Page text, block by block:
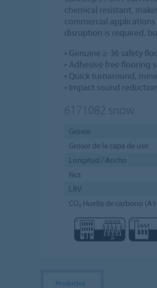
chemical resistant,
commercial
disruption is required,
• Genuine ≥ 36 safety
• Adhesive free flooring
• Quick turnaround,
• Impact sound
6171082 snow
Grosor
Grosor de la capa de uso
Longitud / Ancho
Ncs
LRV
CO₂ Huella de carbono
Productos